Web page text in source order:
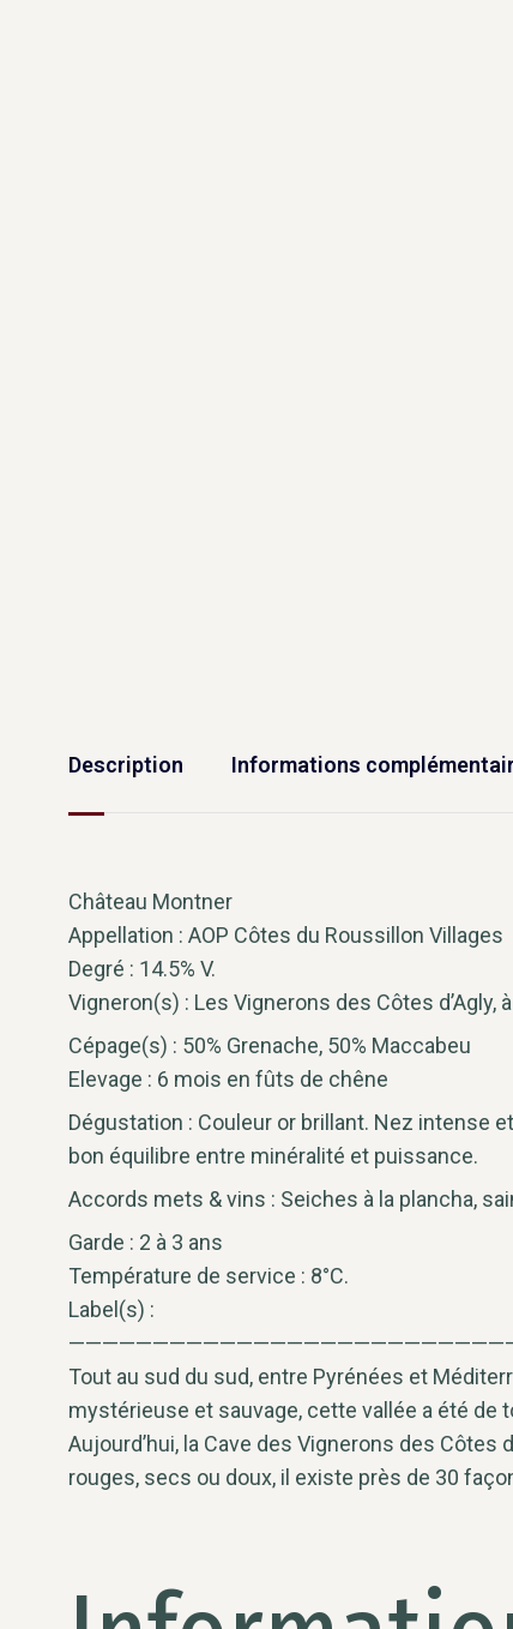
Description Informations
Château Montner
Appellation : AOP Côtes du Roussillon Villages
Degré : 14.5% V.
Vigneron(s) : Les Vignerons des Côtes d’Agly,
Cépage(s) : 50% Grenache, 50% Maccabeu
Elevage : 6 mois en fûts de chêne
Dégustation : Couleur or brillant. Nez intense
bon équilibre entre minéralité et puissance.
Accords mets & vins : Seiches à la plancha,
Garde : 2 à 3 ans
Température de service : 8°C.
Label(s) :
Tout au sud du sud, entre Pyrénées et
mystérieuse et sauvage, cette vallée a été
Aujourd’hui, la Cave des Vignerons des
rouges, secs ou doux, il existe près de 30